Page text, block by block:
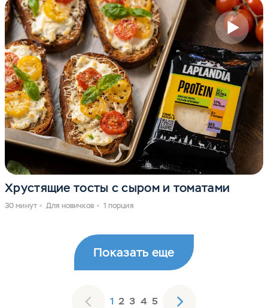
Хрустящие тосты с сыром и томатами
30 минут Для новичков 1 порция
Показать еще
1 2 3 4 5